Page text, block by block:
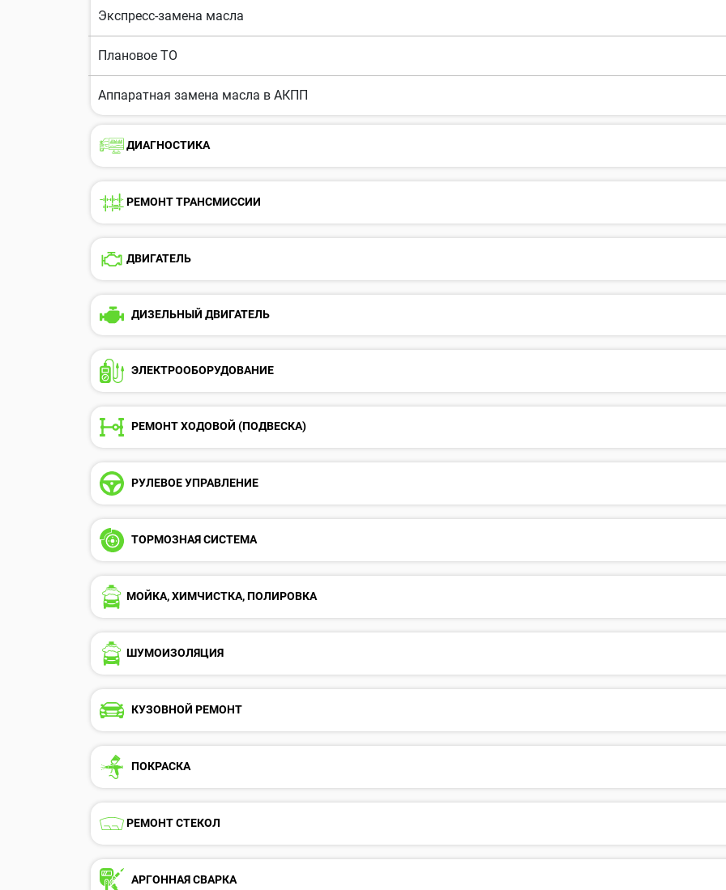
Экспресс-замена масла
Плановое ТО
Аппаратная замена масла в АКПП
ДИАГНОСТИКА
РЕМОНТ ТРАНСМИССИИ
ДВИГАТЕЛЬ
ДИЗЕЛЬНЫЙ ДВИГАТЕЛЬ
ЭЛЕКТРООБОРУДОВАНИE
РЕМОНТ ХОДОВОЙ (ПОДВЕСКА)
РУЛЕВОЕ УПРАВЛЕНИЕ
ТОРМОЗНАЯ СИСТЕМА
МОЙКА, ХИМЧИСТКА, ПОЛИРОВКА
ШУМОИЗОЛЯЦИЯ
КУЗОВНОЙ РЕМОНТ
ПОКРАСКА
РЕМОНТ СТЕКОЛ
АРГОННАЯ СВАРКА